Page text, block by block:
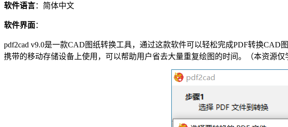
软件语言：简体中文
软件界面：
pdf2cad v9.0是一款CAD图纸转换工具，通过这款软件可以轻松完成PDF转换
携带的移动存储设备上使用，可以帮助用户省去大量重复绘图的时间。（本资源仅